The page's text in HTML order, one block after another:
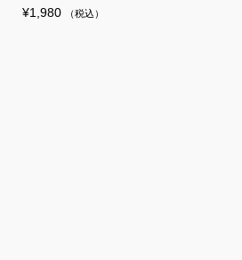
¥1,980 （税込）